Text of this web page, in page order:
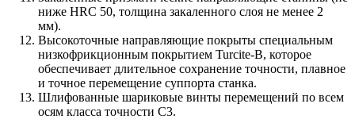
ниже HRC 50, толщина закаленного слоя не менее 2
мм).
Высокоточные направляющие покрыты специальным
низкофрикционным покрытием Turcite-B, которое
обеспечивает длительное сохранение точности, плавное
и точное перемещение суппорта станка.
Шлифованные шариковые винты перемещений по всем
осям класса точности С3.